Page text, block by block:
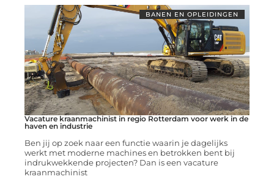
BANEN EN OPLEIDINGEN
Vacature kraanmachinist in regio Rotterdam voor werk in de
haven en industrie
Ben jij op zoek naar een functie waarin je dagelijks
werkt met moderne machines en betrokken bent bij
indrukwekkende projecten? Dan is een vacature
kraanmachinist